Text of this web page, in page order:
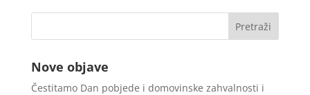
Nove objave
Čestitamo Dan pobjede i domovinske zahvalnosti i